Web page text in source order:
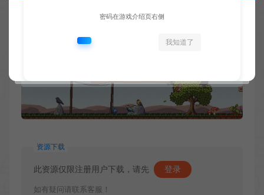
资源下载
此资源仅限注册用户下载，请先 登录
如有疑问请联系客服！
密码在游戏介绍页右侧
我知道了